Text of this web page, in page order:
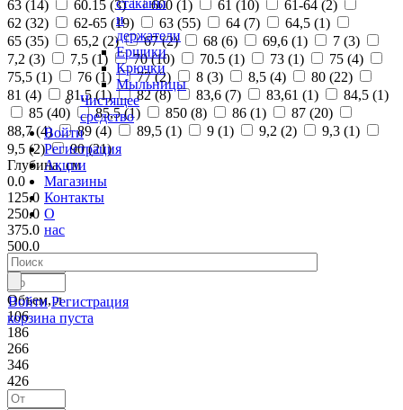
и
держатели
Ершики
Крючки
Мыльницы
Чистящее
средство
Войти
Регистрация
Акции
Магазины
Контакты
О
нас
Войти Регистрация
корзина пуста
63 (14) 60.15 (3) 600 (1) 61 (10) 61-64 (2)
62 (32) 62-65 (19) 63 (55) 64 (7) 64,5 (1)
65 (35) 65,2 (2) 67 (2) 68 (6) 69,6 (1) 7 (3)
7,2 (3) 7,5 (1) 70 (10) 70.5 (1) 73 (1) 75 (4)
75,5 (1) 76 (1) 77 (2) 8 (3) 8,5 (4) 80 (22)
81 (4) 81,5 (1) 82 (8) 83,6 (7) 83,61 (1) 84,5 (1)
85 (40) 85,5 (1) 850 (8) 86 (1) 87 (20)
88,7 (4) 89 (4) 89,5 (1) 9 (1) 9,2 (2) 9,3 (1)
9,5 (2) 90 (21)
Глубина, см
0.0
125.0
250.0
375.0
500.0
Объем, л
106
186
266
346
426